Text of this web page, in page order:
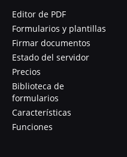
Editor de PDF
Formularios y plantillas
Firmar documentos
Estado del servidor
Precios
Biblioteca de
formularios
Características
Funciones